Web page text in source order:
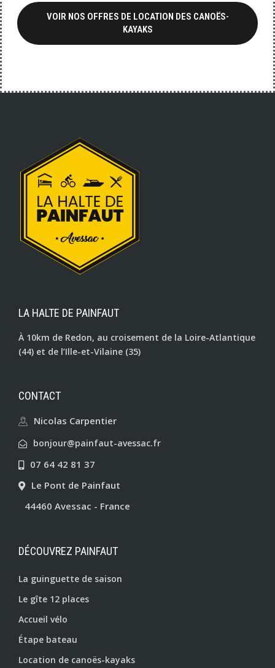
VOIR NOS OFFRES DE LOCATION DES CANOËS-
KAYAKS
LA HALTE DE PAINFAUT
À 10km de Redon, au croisement de la Loire-Atlantique
(44) et de l’Ille-et-Vilaine (35)
CONTACT
Nicolas Carpentier
bonjour@painfaut-avessac.fr
07 64 42 81 37
Le Pont de Painfaut
44460 Avessac - France
DÉCOUVREZ PAINFAUT
La guinguette de saison
Le gîte 12 places
Accueil vélo
Étape bateau
Location de canoës-kayaks